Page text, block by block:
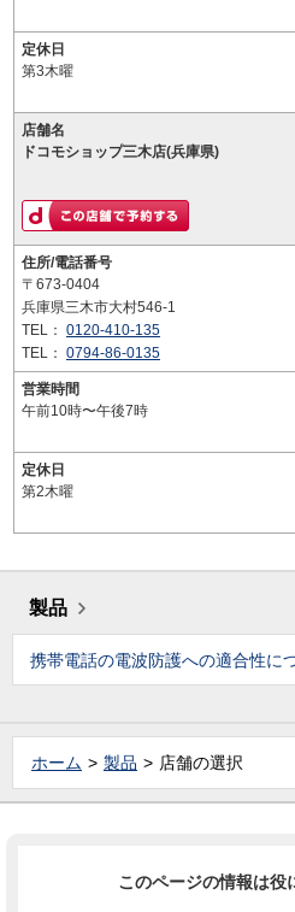
定休日
第3木曜
店舗名
ドコモショップ三木店(兵庫県)
住所/電話番号
〒673-0404
兵庫県三木市大村546-1
TEL： 0120-410-135
TEL： 0794-86-0135
営業時間
午前10時〜午後7時
定休日
第2木曜
製品
携帯電話の電波防護への適合性に
ホーム 製品 店舗の選択
このページの情報は役